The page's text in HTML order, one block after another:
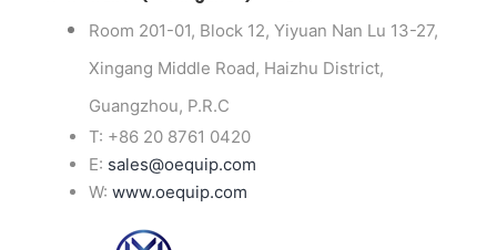
Room 201-01, Block 12, Yiyuan Nan Lu 13-27,
Xingang Middle Road, Haizhu District,
Guangzhou, P.R.C
T: +86 20 8761 0420
E: sales@oequip.com
W: www.oequip.com